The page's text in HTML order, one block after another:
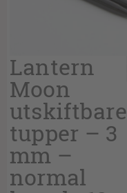
Lantern
Moon
utskiftbare
tupper – 3
mm –
normal